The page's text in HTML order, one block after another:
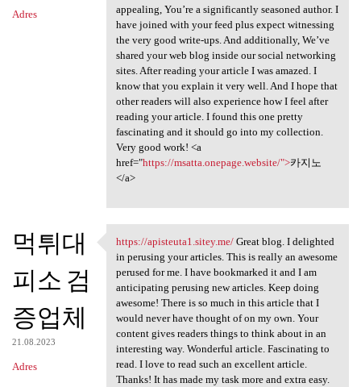
Adres
appealing, You’re a significantly seasoned author. I
have joined with your feed plus expect witnessing
the very good write-ups. And additionally, We’ve
shared your web blog inside our social networking
sites. After reading your article I was amazed. I
know that you explain it very well. And I hope that
other readers will also experience how I feel after
reading your article. I found this one pretty
fascinating and it should go into my collection.
Very good work! <a
href="https://msatta.onepage.website/">카지노
</a>
먹튀대
피소 검
증업체
21.08.2023
Adres
https://apisteuta1.sitey.me/
https://apisteuta1.sitey.me/Great blog. I delighted
in perusing your articles. This is really an awesome
perused for me. I have bookmarked it and I am
anticipating perusing new articles. Keep doing
awesome! There is so much in this article that I
would never have thought of on my own. Your
content gives readers things to think about in an
interesting way. Wonderful article. Fascinating to
read. I love to read such an excellent article.
Thanks! It has made my task more and extra easy.